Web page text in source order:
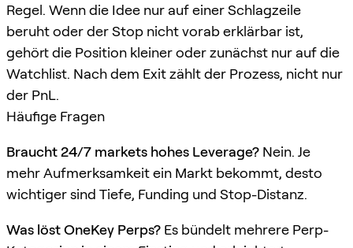
Regel. Wenn die Idee nur auf einer Schlagzeile
beruht oder der Stop nicht vorab erklärbar ist,
gehört die Position kleiner oder zunächst nur auf die
Watchlist. Nach dem Exit zählt der Prozess, nicht nur
der PnL.
Häufige Fragen
Braucht 24/7 markets hohes Leverage? Nein. Je
mehr Aufmerksamkeit ein Markt bekommt, desto
wichtiger sind Tiefe, Funding und Stop-Distanz.
Was löst OneKey Perps? Es bündelt mehrere Perp-